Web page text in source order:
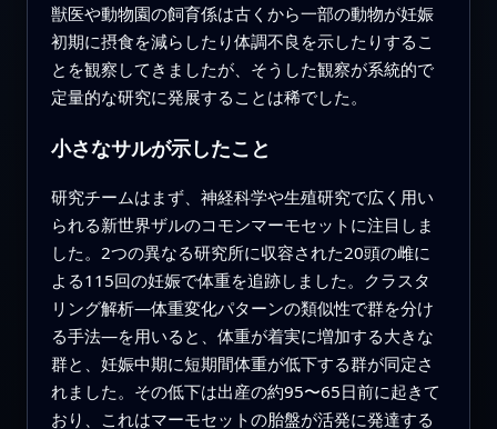
獣医や動物園の飼育係は古くから一部の動物が妊娠
初期に摂食を減らしたり体調不良を示したりするこ
とを観察してきましたが、そうした観察が系統的で
定量的な研究に発展することは稀でした。
小さなサルが示したこと
研究チームはまず、神経科学や生殖研究で広く用い
られる新世界ザルのコモンマーモセットに注目しま
した。2つの異なる研究所に収容された20頭の雌に
よる115回の妊娠で体重を追跡しました。クラスタ
リング解析—体重変化パターンの類似性で群を分け
る手法—を用いると、体重が着実に増加する大きな
群と、妊娠中期に短期間体重が低下する群が同定さ
れました。その低下は出産の約95〜65日前に起きて
おり、これはマーモセットの胎盤が活発に発達する